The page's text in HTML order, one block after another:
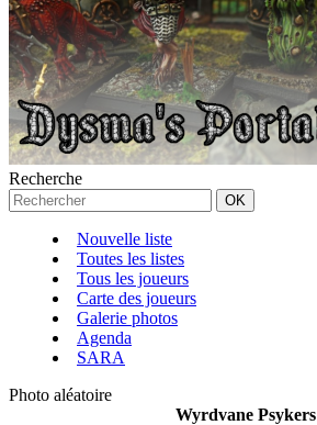
Recherche
Nouvelle liste
Toutes les listes
Tous les joueurs
Carte des joueurs
Galerie photos
Agenda
SARA
Photo aléatoire
Wyrdvane Psykers